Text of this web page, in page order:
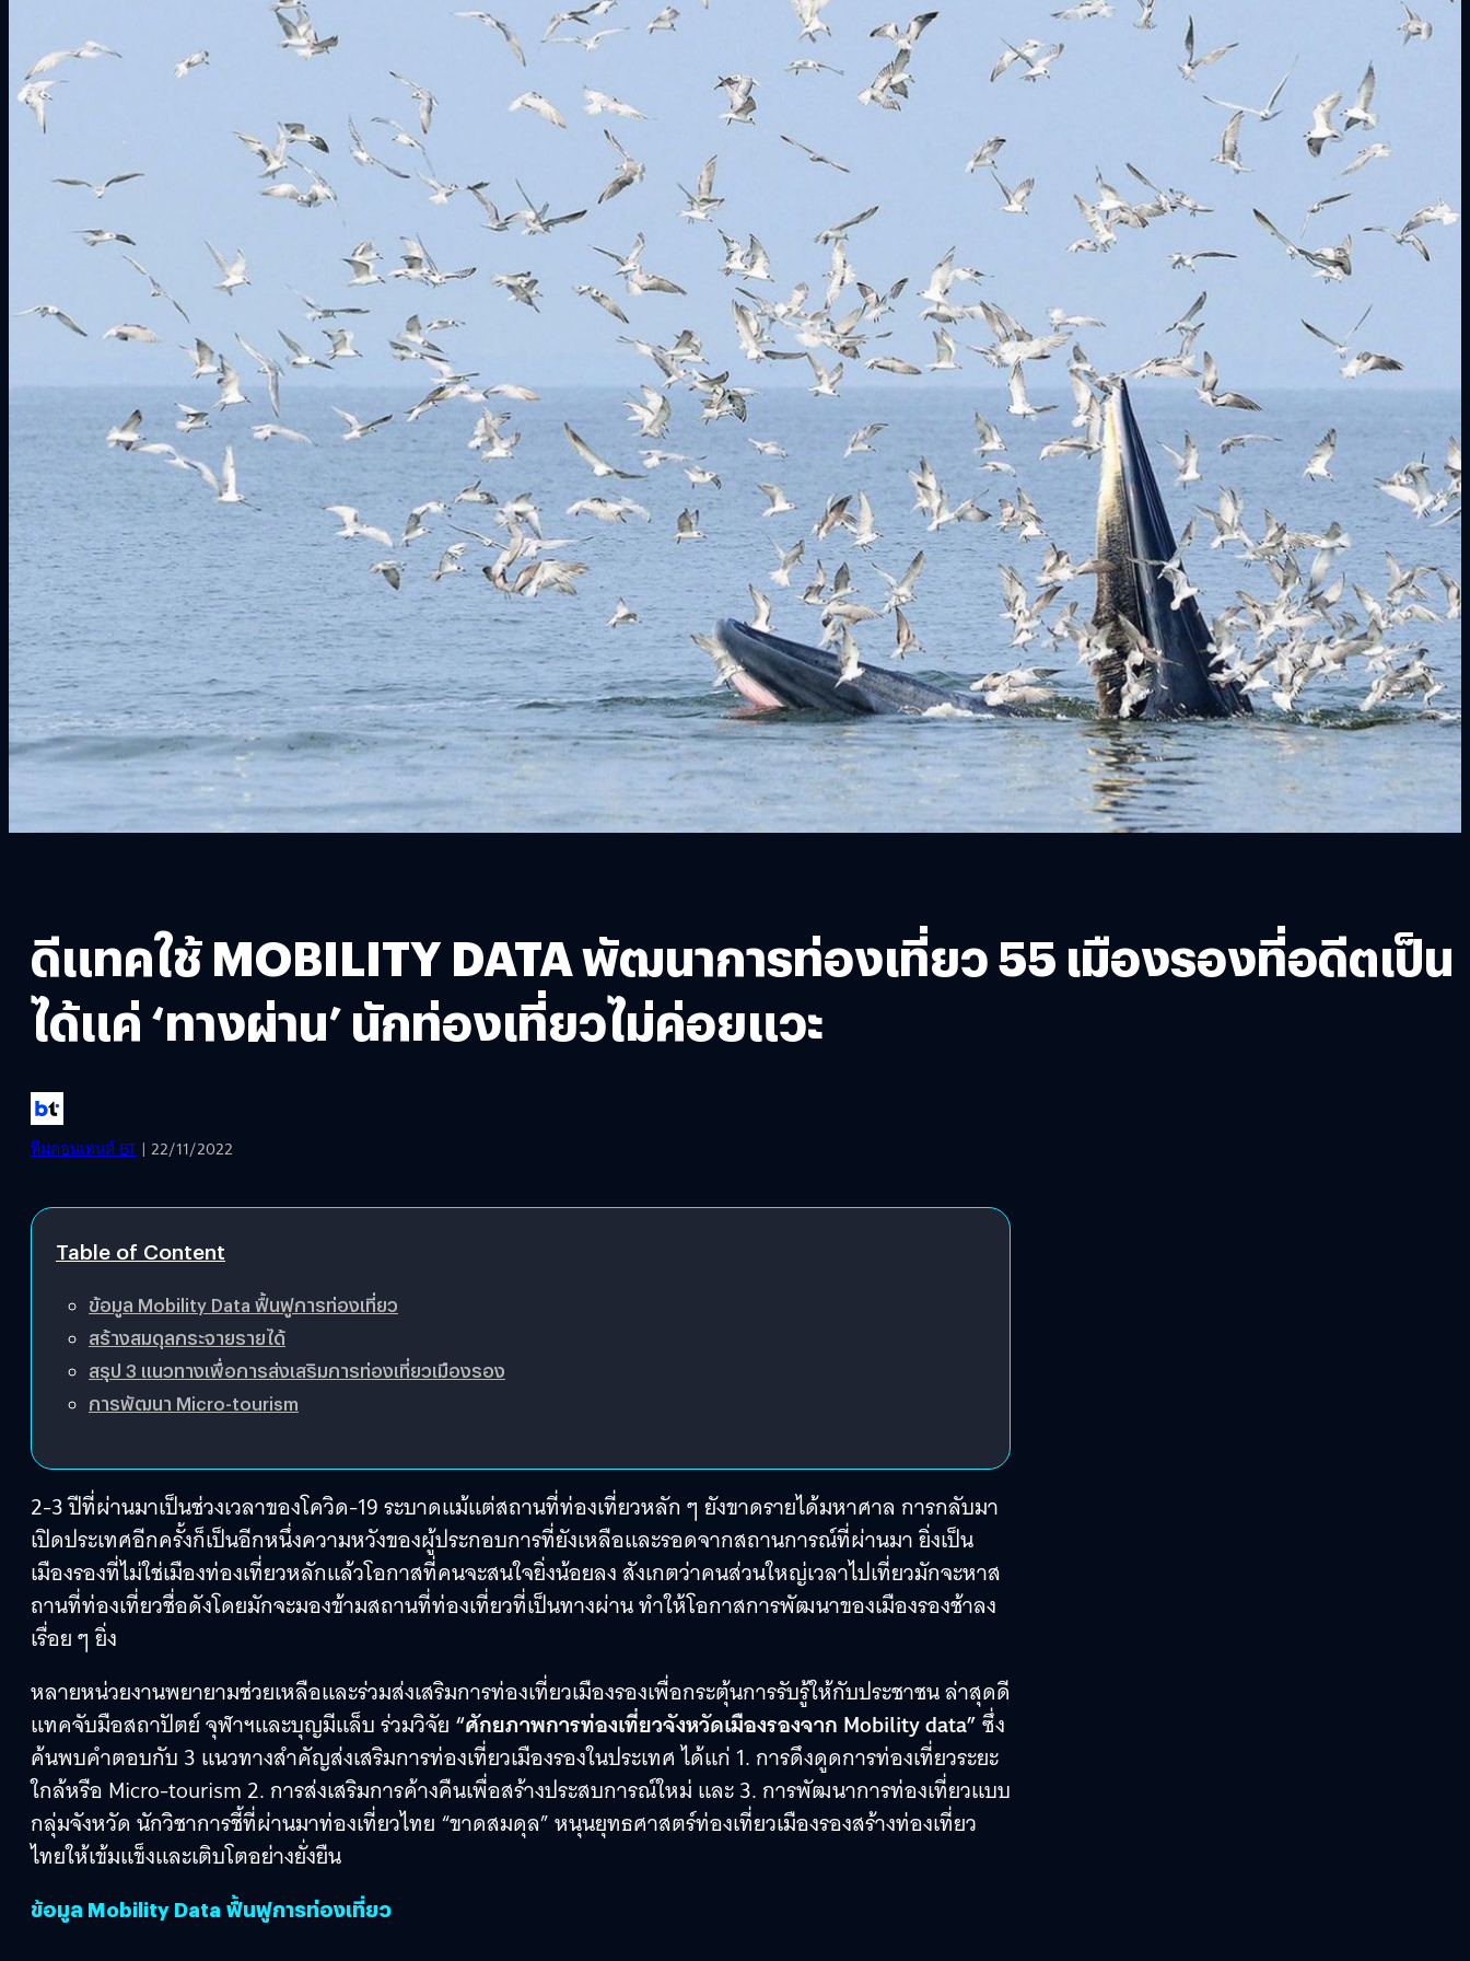
ดีแทคใช้ MOBILITY DATA พัฒนาการท่องเที่ยว 55 เมืองรองที่อดีตเป็น
ได้แค่ ‘ทางผ่าน’ นักท่องเที่ยวไม่ค่อยแวะ
ทีมคอนเทนต์ BT | 22/11/2022
Table of Content
ข้อมูล Mobility Data ฟื้นฟูการท่องเที่ยว
สร้างสมดุลกระจายรายได้
สรุป 3 แนวทางเพื่อการส่งเสริมการท่องเที่ยวเมืองรอง
การพัฒนา Micro-tourism
2-3 ปีที่ผ่านมาเป็นช่วงเวลาของโควิด-19 ระบาดแม้แต่สถานที่ท่องเที่ยวหลัก ๆ ยังขาดรายได้มหาศาล การกลับมา
เปิดประเทศอีกครั้งก็เป็นอีกหนึ่งความหวังของผู้ประกอบการที่ยังเหลือและรอดจากสถานการณ์ที่ผ่านมา ยิ่งเป็น
เมืองรองที่ไม่ใช่เมืองท่องเที่ยวหลักแล้วโอกาสที่คนจะสนใจยิ่งน้อยลง สังเกตว่าคนส่วนใหญ่เวลาไปเที่ยวมักจะหาส
ถานที่ท่องเที่ยวชื่อดังโดยมักจะมองข้ามสถานที่ท่องเที่ยวที่เป็นทางผ่าน ทำให้โอกาสการพัฒนาของเมืองรองช้าลง
เรื่อย ๆ ยิ่ง
หลายหน่วยงานพยายามช่วยเหลือและร่วมส่งเสริมการท่องเที่ยวเมืองรองเพื่อกระตุ้นการรับรู้ให้กับประชาชน ล่าสุดดี
แทคจับมือสถาปัตย์ จุฬาฯและบุญมีแล็บ ร่วมวิจัย “ศักยภาพการท่องเที่ยวจังหวัดเมืองรองจาก Mobility data”ซึ่ง
ค้นพบคำตอบกับ 3 แนวทางสำคัญส่งเสริมการท่องเที่ยวเมืองรองในประเทศ ได้แก่ 1. การดึงดูดการท่องเที่ยวระยะ
ใกล้หรือ Micro-tourism 2. การส่งเสริมการค้างคืนเพื่อสร้างประสบการณ์ใหม่ และ 3. การพัฒนาการท่องเที่ยวแบบ
กลุ่มจังหวัด นักวิชาการชี้ที่ผ่านมาท่องเที่ยวไทย “ขาดสมดุล” หนุนยุทธศาสตร์ท่องเที่ยวเมืองรองสร้างท่องเที่ยว
ไทยให้เข้มแข็งและเติบโตอย่างยั่งยืน
ข้อมูล Mobility Data ฟื้นฟูการท่องเที่ยว